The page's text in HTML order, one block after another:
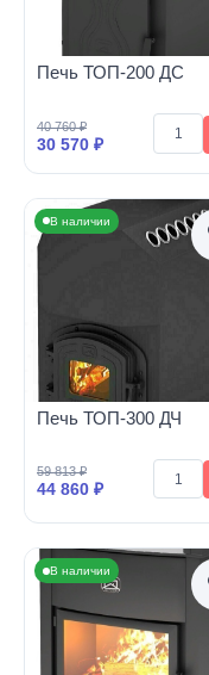
Печь ТОП-200 ДС
40 760 ₽
30 570 ₽
В наличии
Печь ТОП-300 ДЧ
59 813 ₽
44 860 ₽
В наличии